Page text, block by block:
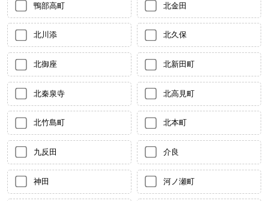
鴨部高町 北金田
北川添 北久保
北御座 北新田町
北秦泉寺 北高見町
北竹島町 北本町
九反田 介良
神田 河ノ瀬町